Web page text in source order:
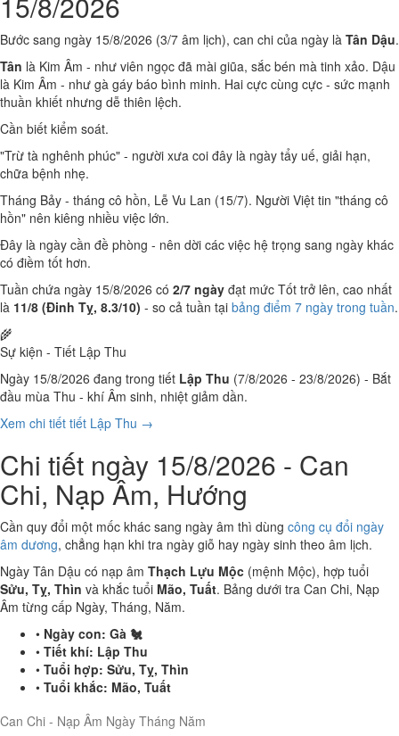
Bước sang ngày 15/8/2026 (3/7 âm lịch), can chi của ngày là Tân Dậu.
Tân là Kim Âm - như viên ngọc đã mài giũa, sắc bén mà tinh xảo. Dậu
là Kim Âm - như gà gáy báo bình minh. Hai cực cùng cực - sức mạnh
thuần khiết nhưng dễ thiên lệch.
Cần biết kiểm soát.
"Trừ tà nghênh phúc" - người xưa coi đây là ngày tẩy uế, giải hạn,
chữa bệnh nhẹ.
Tháng Bảy - tháng cô hồn, Lễ Vu Lan (15/7). Người Việt tin "tháng cô
hồn" nên kiêng nhiều việc lớn.
Đây là ngày cần đề phòng - nên dời các việc hệ trọng sang ngày khác
có điềm tốt hơn.
Tuần chứa ngày 15/8/2026 có 2/7 ngày đạt mức Tốt trở lên, cao nhất
là 11/8 (Đinh Tỵ, 8.3/10) - so cả tuần tại bảng điểm 7 ngày trong tuần.
🌾
Sự kiện - Tiết Lập Thu
Ngày 15/8/2026 đang trong tiết Lập Thu (7/8/2026 - 23/8/2026) - Bắt
đầu mùa Thu - khí Âm sinh, nhiệt giảm dần.
Xem chi tiết tiết Lập Thu →
Chi tiết ngày 15/8/2026 - Can
Chi, Nạp Âm, Hướng
Cần quy đổi một mốc khác sang ngày âm thì dùng công cụ đổi ngày
âm dương, chẳng hạn khi tra ngày giỗ hay ngày sinh theo âm lịch.
Ngày Tân Dậu có nạp âm Thạch Lựu Mộc (mệnh Mộc), hợp tuổi
Sửu, Tỵ, Thìn và khắc tuổi Mão, Tuất. Bảng dưới tra Can Chi, Nạp
Âm từng cấp Ngày, Tháng, Năm.
• Ngày con: Gà 🐔
• Tiết khí: Lập Thu
• Tuổi hợp: Sửu, Tỵ, Thìn
• Tuổi khắc: Mão, Tuất
Can Chi - Nạp Âm Ngày Tháng Năm